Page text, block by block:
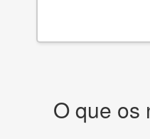
O que os